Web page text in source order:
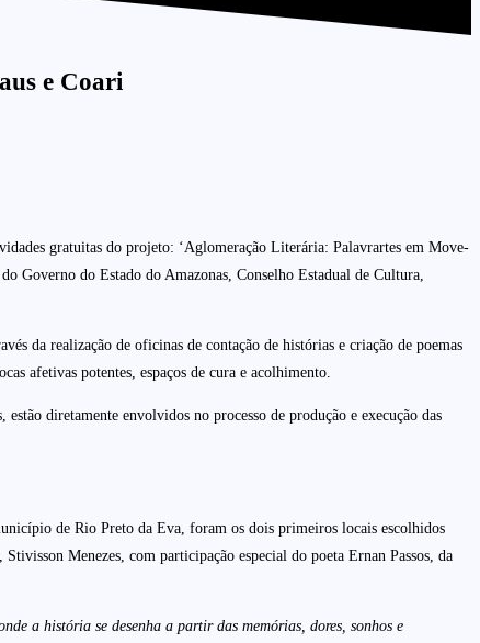
e Coari
gratuitas do projeto: ‘Aglomeração Literária: Palavrartes em Move-
Governo do Estado do Amazonas, Conselho Estadual de Cultura,
da realização de oficinas de contação de histórias e criação de poemas
afetivas potentes, espaços de cura e acolhimento.
diretamente envolvidos no processo de produção e execução das
de Rio Preto da Eva, foram os dois primeiros locais escolhidos
Menezes, com participação especial do poeta Ernan Passos, da
a história se desenha a partir das memórias, dores, sonhos e